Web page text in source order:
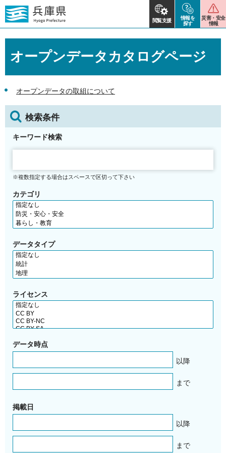
閲覧支援
情報を
探す
災害・安全
情報
オープンデータカタログページ
オープンデータの取組について
検索条件
キーワード検索
※複数指定する場合はスペースで区切って下さい
カテゴリ
データタイプ
ライセンス
データ時点
以降
まで
掲載日
以降
まで